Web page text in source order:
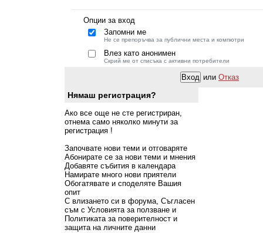
Опции за вход
Запомни ме
Не се препоръчва за публични места и компютри
Влез като анонимен
Скрий ме от списъка с активни потребители
или Отказ
Нямаш регистрация?
Ако все още не сте регистриран,
отнема само няколко минути за
регистрация !
Започвате нови теми и отговаряте
Абонирате се за нови теми и мнения
Добавяте събития в календара
Намирате много нови приятели
Обогатявате и споделяте Вашия
опит
С влизането си в форума, Съгласен
съм с Условията за ползване и
Политиката за поверителност и
защита на личните данни